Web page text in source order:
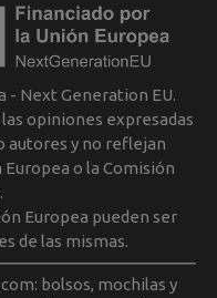
- Next Generation EU.
opiniones expresadas
autores y no reflejan
o la Comisión
Europea pueden ser
de las mismas.
bolsos, mochilas y